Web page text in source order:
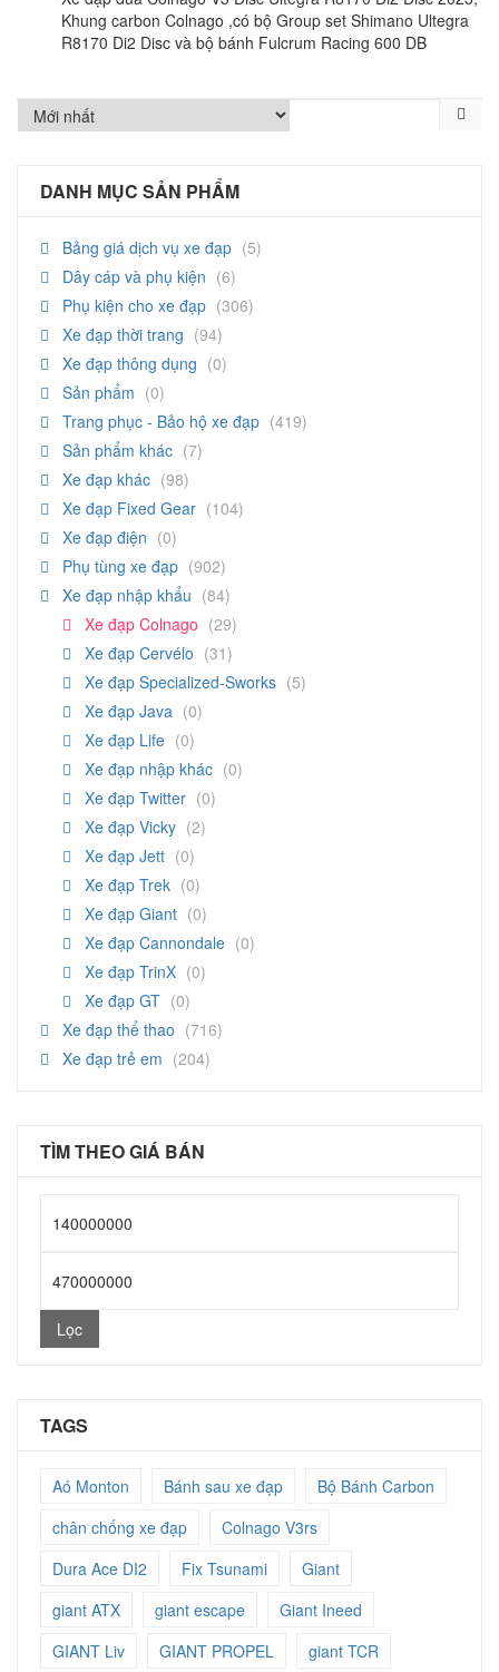
Khung carbon Colnago ,có bộ Group set Shimano Ultegra
R8170 Di2 Disc và bộ bánh Fulcrum Racing 600 DB
DANH MỤC SẢN PHẨM
Bảng giá dịch vụ xe đạp (5)
Dây cáp và phụ kiện (6)
Phụ kiện cho xe đạp (306)
Xe đạp thời trang (94)
Xe đạp thông dụng (0)
Sản phẩm (0)
Trang phục - Bảo hộ xe đạp (419)
Sản phẩm khác (7)
Xe đạp khác (98)
Xe đạp Fixed Gear (104)
Xe đạp điện (0)
Phụ tùng xe đạp (902)
Xe đạp nhập khẩu (84)
Xe đạp Colnago (29)
Xe đạp Cervélo (31)
Xe đạp Specialized-Sworks (5)
Xe đạp Java (0)
Xe đạp Life (0)
Xe đạp nhập khác (0)
Xe đạp Twitter (0)
Xe đạp Vicky (2)
Xe đạp Jett (0)
Xe đạp Trek (0)
Xe đạp Giant (0)
Xe đạp Cannondale (0)
Xe đạp TrinX (0)
Xe đạp GT (0)
Xe đạp thể thao (716)
Xe đạp trẻ em (204)
TÌM THEO GIÁ BÁN
nhất
cao
nhất
Lọc
TAGS
Aó Monton Bánh sau xe đạp
Bộ Bánh Carbon
chân chống xe đạp
Colnago V3rs
Dura Ace DI2
Fix Tsunami
Giant
giant ATX
giant escape
Giant Ineed
GIANT Liv
GIANT PROPEL giant TCR